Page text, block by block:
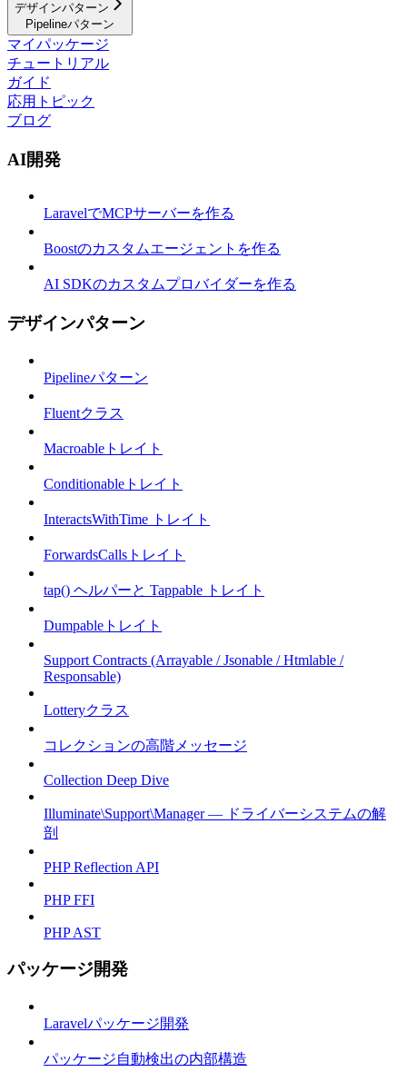
デザインパターン
Pipelineパターン
マイパッケージ
チュートリアル
ガイド
応用トピック
ブログ
AI開発
LaravelでMCPサーバーを作る
Boostのカスタムエージェントを作る
AI SDKのカスタムプロバイダーを作る
デザインパターン
Pipelineパターン
Fluentクラス
Macroableトレイト
Conditionableトレイト
InteractsWithTime トレイト
ForwardsCallsトレイト
tap() ヘルパーと Tappable トレイト
Dumpableトレイト
Support Contracts (Arrayable / Jsonable / Htmlable /
Responsable)
Lotteryクラス
コレクションの高階メッセージ
Collection Deep Dive
Illuminate\Support\Manager — ドライバーシステムの解
剖
PHP Reflection API
PHP FFI
PHP AST
パッケージ開発
Laravelパッケージ開発
パッケージ自動検出の内部構造